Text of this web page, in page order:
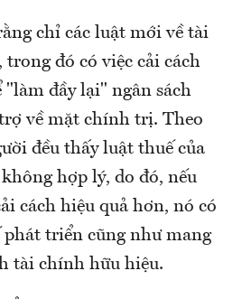
chỉ các luật mới về tài
đó có việc cải cách
đầy lại" ngân sách
về mặt chính trị. Theo
đều thấy luật thuế của
hợp lý, do đó, nếu
cách hiệu quả hơn, nó có
triển cũng như mang
tài chính hữu hiệu.